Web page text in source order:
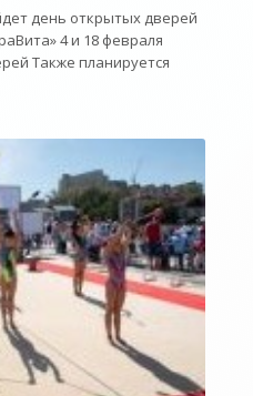
день открытых дверей
4 и 18 февраля
Также планируется